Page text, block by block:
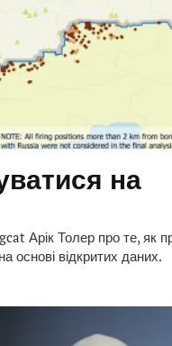
на
Арік Толер про те, як
основі відкритих даних.